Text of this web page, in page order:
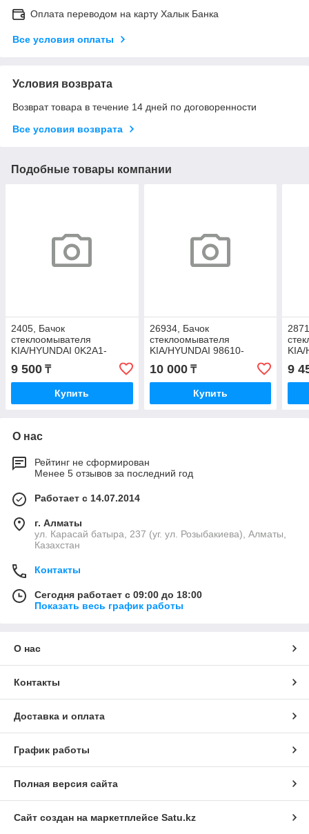
Оплата переводом на карту Халык Банка
Все условия оплаты
Условия возврата
Возврат товара в течение 14 дней по договоренности
Все условия возврата
Подобные товары компании
2405, Бачок
стеклоомывателя
KIA/HYUNDAI 0K2A1-
9 500 ₸
Купить
26934, Бачок
стеклоомывателя
KIA/HYUNDAI 98610-
10 000₸
Купить
KIA/
9
О нас
Рейтинг не сформирован
Менее 5 отзывов за последний год
Работает с 14.07.2014
г. Алматы
ул. Карасай батыра, 237 (уг. ул. Розыбакиева), Алматы,
Казахстан
Контакты
Сегодня работает с 09:00 до 18:00
Показать весь график работы
О нас
Контакты
Доставка и оплата
График работы
Полная версия сайта
Сайт создан на маркетплейсе Satu.kz